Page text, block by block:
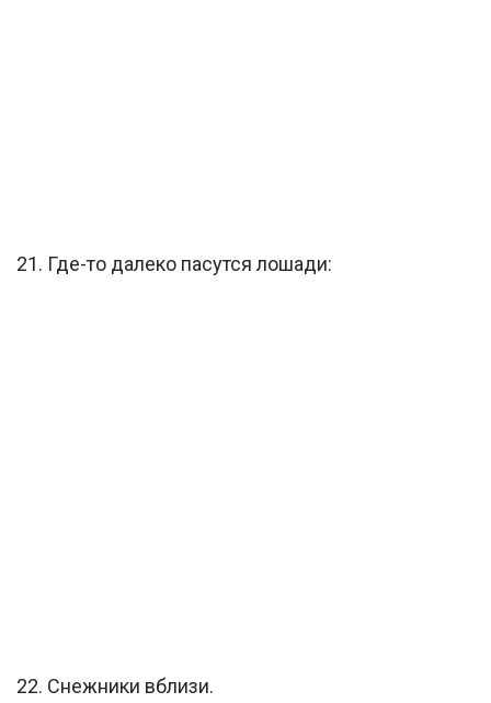
21. Где-то далеко пасутся лошади:
22. Снежники вблизи.